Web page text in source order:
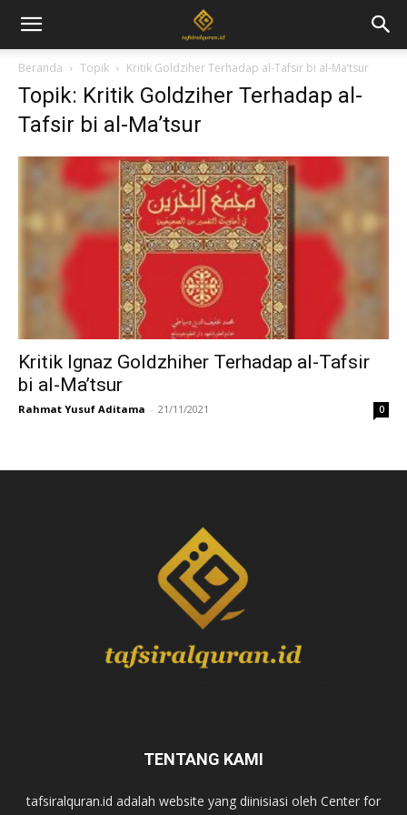
Beranda Topik Kritik Goldziher Terhadap al-Tafsir bi al-Ma’tsur
Topik: Kritik Goldziher Terhadap al-
Tafsir bi al-Ma’tsur
Kritik Ignaz Goldzhiher Terhadap al-Tafsir
bi al-Ma’tsur
Rahmat Yusuf Aditama - 21/11/2021 0
TENTANG KAMI
tafsiralquran.id adalah website yang diinisiasi oleh Center for